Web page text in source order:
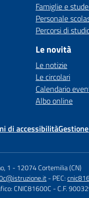
Famiglie e
Personale
Percorsi di
Le novità
Le notizie
Le circolari
Calendario
Albo online
di accessibilità
1 -12074 Cortemilia (CN)
- PEC:
CNIC81600C - C.F.